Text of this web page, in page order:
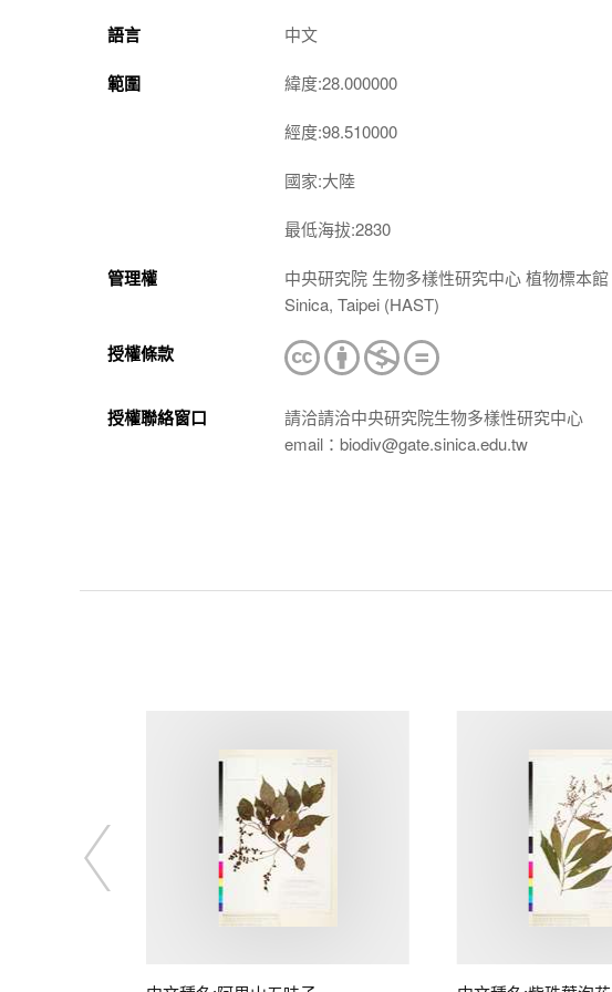
語言 中文
範圍 緯度:28.000000
經度:98.510000
國家:大陸
最低海拔:2830
管理權
中央研究院 生物多樣性研究中心 植物標本
Sinica, Taipei (HAST)
授權條款
授權聯絡窗口
請洽請洽中央研究院生物多樣性研究中心
email：biodiv@gate.sinica.edu.tw